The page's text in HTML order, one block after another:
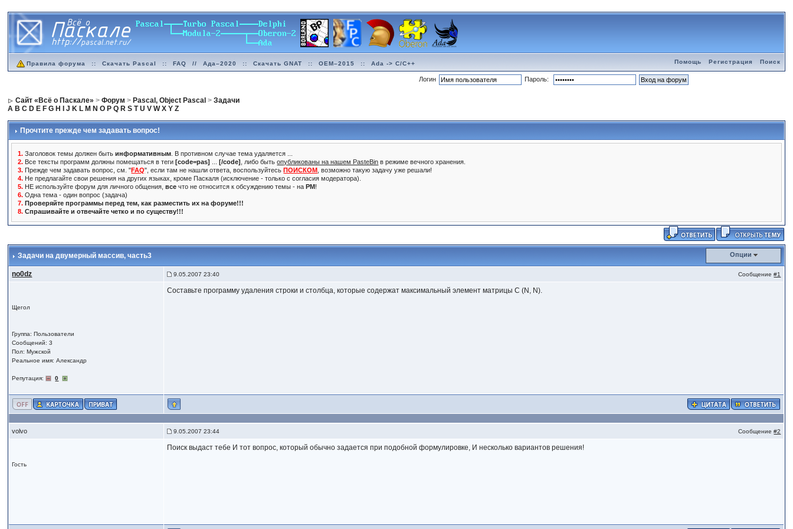
Правила форума :: Скачать Pascal :: FAQ // Ада–2020 :: Скачать GNAT :: OEM–2015 :: Ada -> C/C++ Помощь Регистрация Поиск
Логин Пароль:
Сайт «Всё о Паскале» >Форум > Pascal, Object Pascal >Задачи
A B C D E F G H J K L M N O P Q R S T U V W X Y Z
Прочтите прежде чем задавать вопрос!
1. Заголовок темы должен бытьинформативным . В противном случае тема удаляется ...
2. Все тексты программ должны помещаться в теги[code=pas] ...[/code] , либо бытьопубликованы на нашем PasteBin в режиме вечного хранения.
3. Прежде чем задавать вопрос, см. "FAQ", если там не нашли ответа, воспользуйтесьПОИСКОМ , возможно такую задачу уже решали!
4. Не предлагайте свои решения на других языках, кроме Паскаля (исключение - только с согласия модератора).
5. НЕ используйте форум для личного общения,все что не относится к обсуждению темы - наPM!
6. Одна тема - один вопрос (задача)
7. Проверяйте программы перед тем, как разместить их на форуме!!!
8. Спрашивайте и отвечайте четко и по существу!!!
Задачи на двумерный массив, часть3 Опции
no0dz 9.05.2007 23:40 Сообщение#1
Щегол
Группа: Пользователи
Сообщений: 3
Пол: Мужской
Реальное имя: Александр
Репутация: 0
Составьте программу удаления строки и столбца, которые содержат максимальный элемент матрицы C (N, N).
volvo 9.05.2007 23:44 Сообщение#2
Гость
Поиск выдаст тебе И тот вопрос, который обычно задается при подобной формулировке, И несколько вариантов решения!